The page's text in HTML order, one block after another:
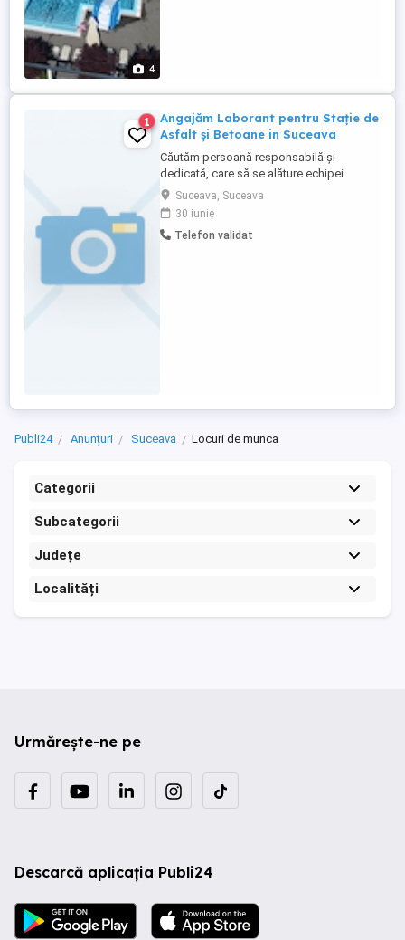
4
1
Angajăm Laborant pentru Stație de
Asfalt și Betoane in Suceava
Căutăm persoană responsabilă și
dedicată, care să se alăture echipei
noastre din cadrul stației de asfalt și
betoane. Responsabilități principale:
Prelevarea probelor de agregate, beton
proaspăt și mixturi asfaltice.Efectuarea
Suceava, Suceava
30 iunie
Telefon validat
Publi24 Anunțuri Suceava Locuri de munca
Categorii
Subcategorii
Județe
Localități
Urmărește-ne pe
Descarcă aplicația Publi24